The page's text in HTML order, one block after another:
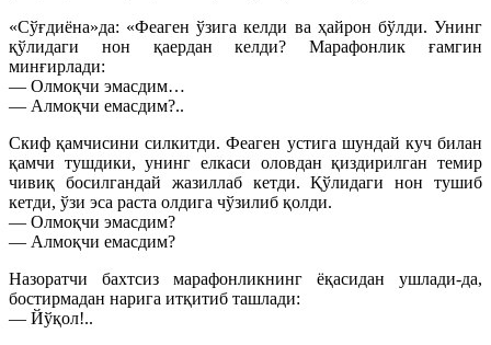
«Сўғдиёна»да: «Феаген ўзига келди ва ҳайрон бўлди. Унинг
қўлидаги нон қаердан келди? Марафонлик ғамгин
минғирлади:
— Олмоқчи эмасдим…
— Алмоқчи емасдим?..
Скиф қамчисини силкитди. Феаген устига шундай куч билан
қамчи тушдики, унинг елкаси оловдан қиздирилган темир
чивиқ босилгандай жазиллаб кетди. Қўлидаги нон тушиб
кетди, ўзи эса раста олдига чўзилиб қолди.
— Олмоқчи эмасдим?
— Алмоқчи емасдим?
Назоратчи бахтсиз марафонликнинг ёқасидан ушлади-да,
бостирмадан нарига итқитиб ташлади:
— Йўқол!..